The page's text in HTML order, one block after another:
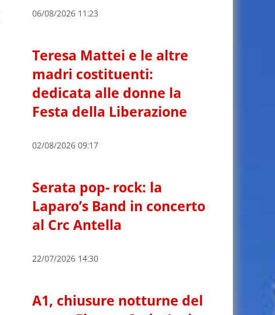
06/08/2026 11:23
Teresa Mattei e le altre
madri costituenti:
dedicata alle donne la
Festa della Liberazione
02/08/2026 09:17
Serata pop- rock: la
Laparo’s Band in concerto
al Crc Antella
22/07/2026 14:30
A1, chiusure notturne del